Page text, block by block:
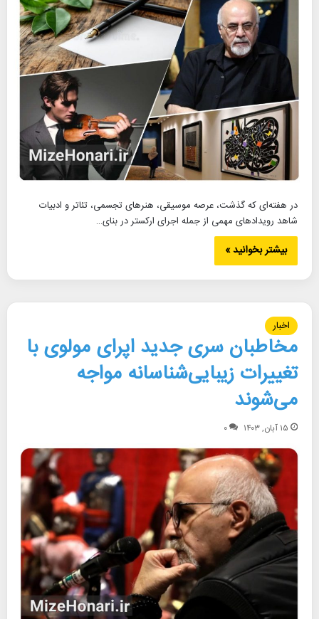
در هفته‌ای که گذشت، عرصه موسیقی، هنرهای تجسمی، تئاتر و ادبیات
شاهد رویدادهای مهمی از جمله اجرای ارکستر در بنای…
بیشتر بخوانید »
اخبار
مخاطبان سری جدید اپرای مولوی با
تغییرات زیبایی‌شناسانه مواجه
می‌شوند
۱۵ آبان, ۱۴۰۳ ۰